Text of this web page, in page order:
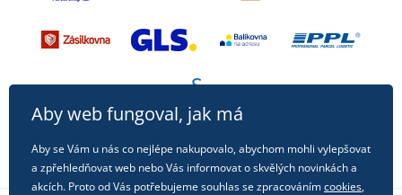
Aby web fungoval, jak má
Aby se Vám u nás co nejlépe nakupovalo, abychom mohli vylepšovat
a zpřehledňovat web nebo Vás informovat o skvělých novinkách a
akcích. Proto od Vás potřebujeme souhlas se zpracovánímcookies,